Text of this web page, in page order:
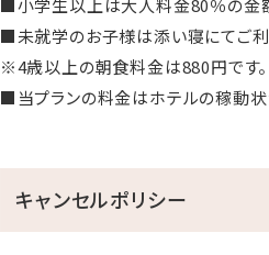
■未就学のお子様は添い寝にてご利
※4歳以上の朝食料金は880円です。
■当プランの料金はホテルの稼動状
キャンセルポリシー